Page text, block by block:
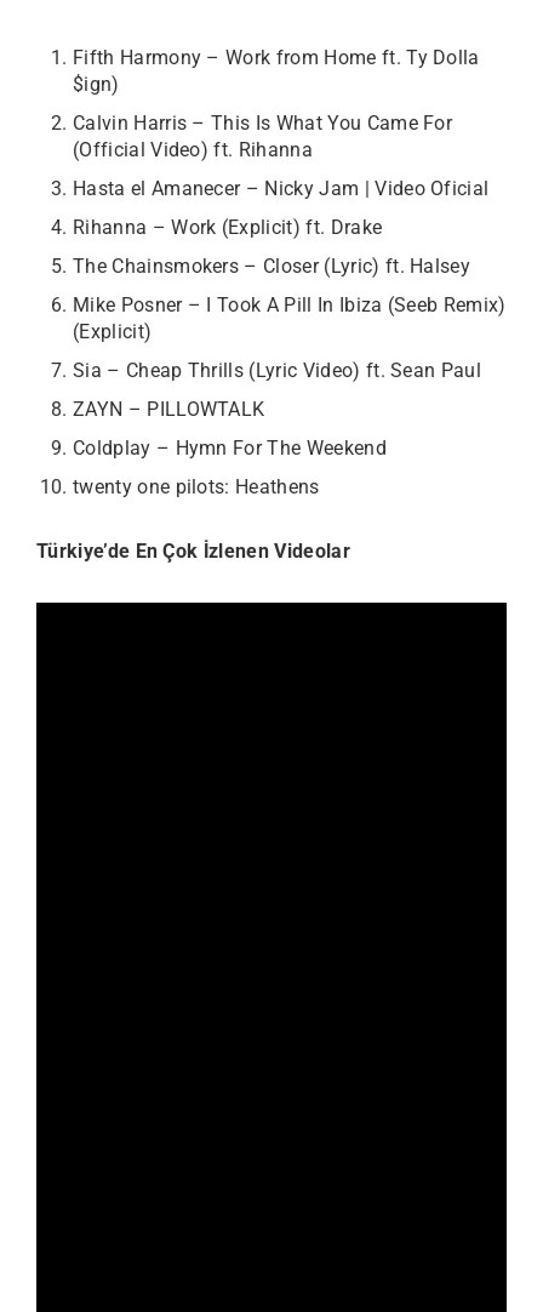
Fifth Harmony – Work from Home ft. Ty Dolla
$ign)
Calvin Harris – This Is What You Came For
(Official Video) ft. Rihanna
Hasta el Amanecer – Nicky Jam | Video Oficial
Rihanna – Work (Explicit) ft. Drake
The Chainsmokers – Closer (Lyric) ft. Halsey
Mike Posner – I Took A Pill In Ibiza (Seeb Remix)
(Explicit)
Sia – Cheap Thrills (Lyric Video) ft. Sean Paul
ZAYN – PILLOWTALK
Coldplay – Hymn For The Weekend
twenty one pilots: Heathens
Türkiye’de En Çok İzlenen Videolar